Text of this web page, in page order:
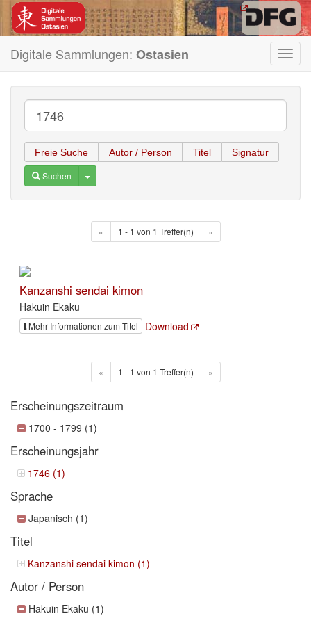
Digitale Sammlungen: Ostasien
Freie Suche Autor / Person Titel Signatur
Suchen Toggle Dropdown
« 1 - 1 von 1 Treffer(n) »
Kanzanshi sendai kimon
Hakuin Ekaku
Mehr Informationen zum Titel Download
« 1 - 1 von 1 Treffer(n) »
Erscheinungszeitraum
1700 - 1799 (1)
Erscheinungsjahr
1746 (1)
Sprache
Japanisch (1)
Titel
Kanzanshi sendai kimon (1)
Autor / Person
Hakuin Ekaku (1)